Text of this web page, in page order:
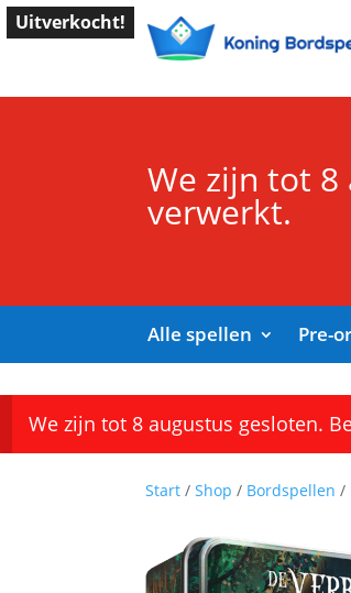
We zijn tot 8
verwerkt.
Alle spellen Pre-
We zijn tot 8 augustus gesloten.
Uitverkocht!
Start / Shop / Bordspellen /